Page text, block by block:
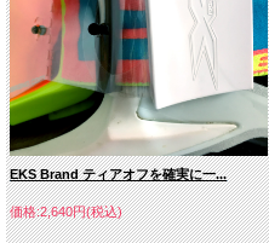
EKS Brand ティアオフを確実に一...
価格:2,640円(税込)